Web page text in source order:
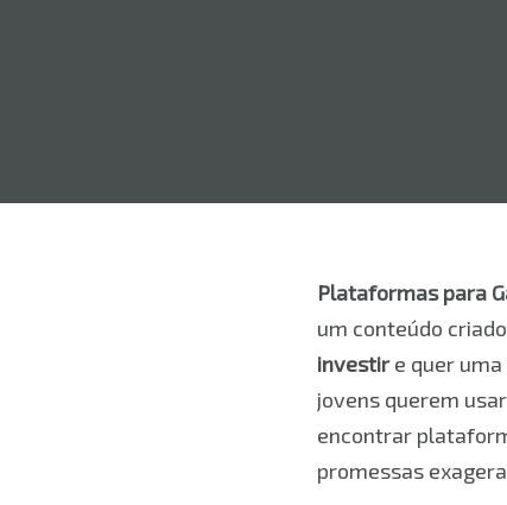
Plataformas para
um conteúdo
investire quer uma
jovens querem
encontrar
promessas